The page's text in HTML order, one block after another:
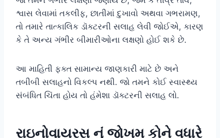
શ્વાસ લેવામાં તકલીફ, છાતીમાં દુખાવો અથવા ગભરામણ,
તો તમારે તાત્કાલિક ડૉક્ટરની સલાહ લેવી જોઈએ, કારણ
કે તે અન્ય ગંભીર બીમારીઓના લક્ષણો હોઈ શકે છે.
આ માહિતી ફક્ત સામાન્ય જાણકારી માટે છે અને
તબીબી સલાહનો વિકલ્પ નથી. જો તમને કોઈ સ્વાસ્થ્ય
સંબંધિત ચિંતા હોય તો હંમેશા ડૉક્ટરની સલાહ લો.
રાઇનોવાયરસ નું જોખમ કોને વધારે